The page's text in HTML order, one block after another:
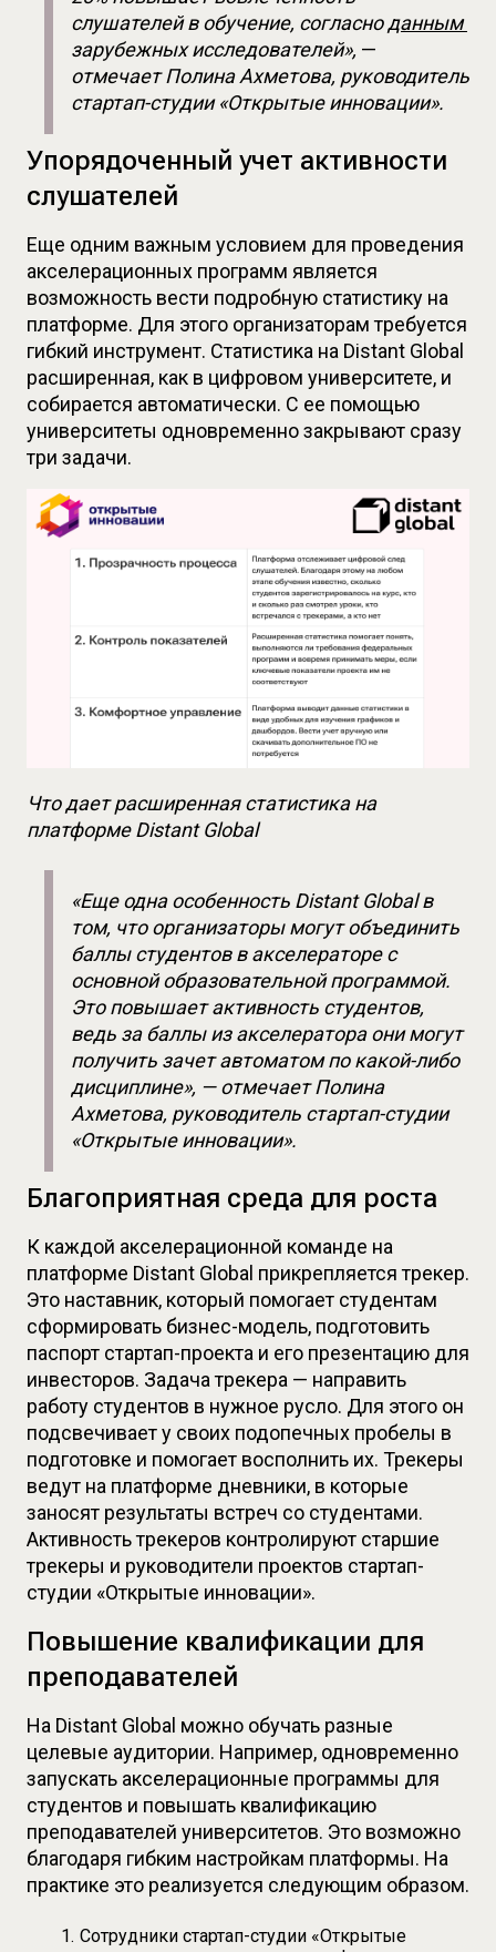
слушателей в обучение, согласно
данным
зарубежных исследователей»,
отмечает Полина Ахметова, руководитель
стартап-студии «Открытые инновации».
Упорядоченный учет активности
слушателей
Еще одним важным условием для проведения
акселерационных программ является
возможность вести подробную статистику на
платформе. Для этого организаторам требуется
гибкий инструмент. Статистика на Distant Global
расширенная, как в цифровом университете, и
собирается автоматически. С ее помощью
университеты одновременно закрывают сразу
три задачи.
Что дает расширенная статистика на
платформе Distant Global
«Еще одна особенность Distant Global в
том, что организаторы могут объединить
баллы студентов в акселераторе с
основной образовательной программой.
Это повышает активность студентов,
ведь за баллы из акселератора они могут
получить зачет автоматом по какой-либо
дисциплине», — отмечает Полина
Ахметова, руководитель стартап-студии
«Открытые инновации».
Благоприятная среда для роста
К каждой акселерационной команде на
платформе Distant Global прикрепляется трекер.
Это наставник, который помогает студентам
сформировать бизнес-модель, подготовить
паспорт стартап-проекта и его презентацию для
инвесторов. Задача трекера — направить
работу студентов в нужное русло. Для этого он
подсвечивает у своих подопечных пробелы в
подготовке и помогает восполнить их. Трекеры
ведут на платформе дневники, в которые
заносят результаты встреч со студентами.
Активность трекеров контролируют старшие
трекеры и руководители проектов стартап-
студии «Открытые инновации».
Повышение квалификации для
преподавателей
На Distant Global можно обучать разные
целевые аудитории. Например, одновременно
запускать акселерационные программы для
студентов и повышать квалификацию
преподавателей университетов. Это возможно
благодаря гибким настройкам платформы. На
практике это реализуется следующим образом.
Сотрудники стартап-студии «Открытые